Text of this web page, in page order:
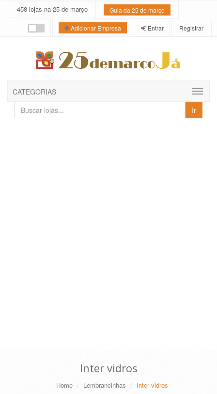
458 lojas na 25 de março Guia da 25 de março
Adicionar Empresa Entrar Registrar
CATEGORIAS
Buscar
lojas
Ir
Inter vidros
Home Lembrancinhas Inter vidros